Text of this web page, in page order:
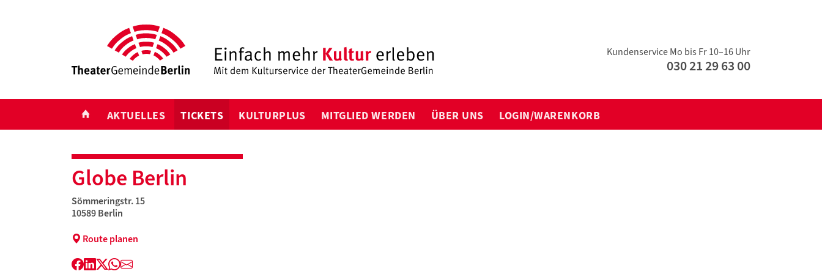
Kundenservice Mo bis Fr 10–16 Uhr
030 21 29 63 00
START
AKTUELLES TICKETS KULTURPLUS MITGLIED WERDEN ÜBER UNS LOGIN/WARENKORB
Globe Berlin
Sömmeringstr. 15
10589 Berlin
Route planen
Facebook
LinkedIn
Twitter
WhatsApp
E-